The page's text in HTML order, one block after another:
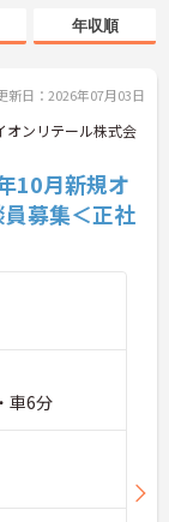
年収順
新日：2026年07月03日
オンリテール株式会
10月新規オ
募集＜正社
車6分